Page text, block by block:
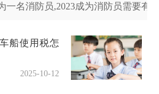
一名消防员,2023成为消防员需要有
船使用税怎
2025-10-12